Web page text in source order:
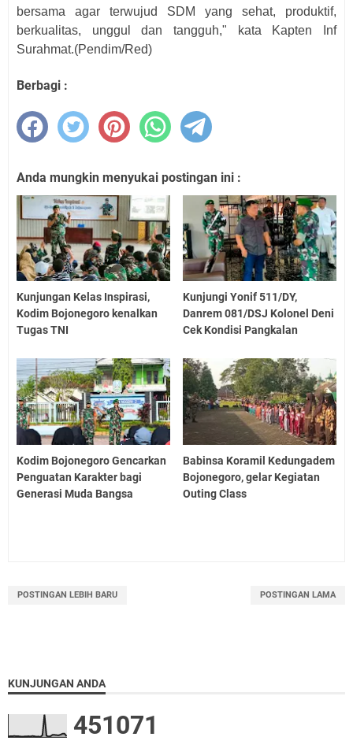
bersama agar terwujud SDM yang sehat, produktif,
berkualitas, unggul dan tangguh," kata Kapten Inf
Surahmat.(Pendim/Red)
Berbagi :
Anda mungkin menyukai postingan ini :
Kunjungan Kelas Inspirasi,
Kodim Bojonegoro kenalkan
Tugas TNI
Kunjungi Yonif 511/DY,
Danrem 081/DSJ Kolonel Deni
Cek Kondisi Pangkalan
Kodim Bojonegoro Gencarkan
Penguatan Karakter bagi
Generasi Muda Bangsa
Babinsa Koramil Kedungadem
Bojonegoro, gelar Kegiatan
Outing Class
POSTINGAN LEBIH BARU POSTINGAN LAMA
KUNJUNGAN ANDA
451071